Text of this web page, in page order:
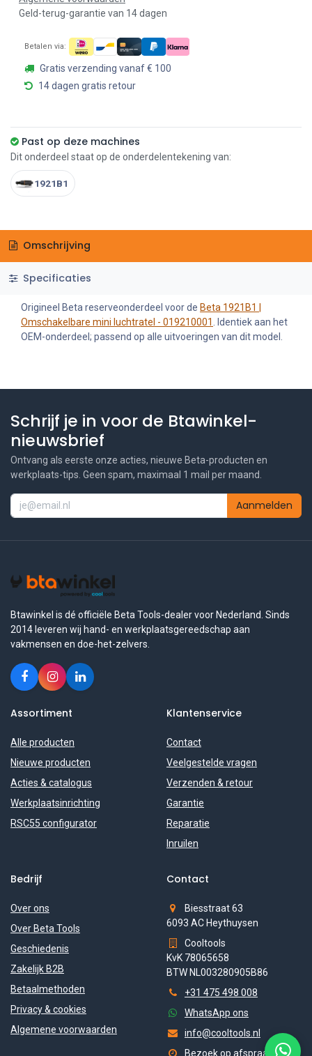
Geld-terug-garantie van 14 dagen
Betalen via:
Gratis verzending vanaf € 100
14 dagen gratis retour
Past op deze machines
Dit onderdeel staat op de onderdelentekening van:
1921B1
Omschrijving
Specificaties
Origineel Beta reserveonderdeel voor de Beta 1921B1 |
Omschakelbare mini luchtratel - 019210001
. Identiek aan het
OEM-onderdeel; passend op alle uitvoeringen van dit model.
Schrijf je in voor de Btawinkel-
nieuwsbrief
Ontvang als eerste onze acties, nieuwe Beta-producten en
werkplaats-tips. Geen spam, maximaal 1 mail per maand.
Aanmelden
Btawinkel is dé officiële Beta Tools-dealer voor Nederland. Sinds
2014 leveren wij hand- en werkplaatsgereedschap aan
vakmensen en doe-het-zelvers.
Assortiment
Alle producten
Nieuwe producten
Acties & catalogus
Werkplaatsinrichting
RSC55 configurator
Klantenservice
Contact
Veelgestelde vragen
Verzenden & retour
Garantie
Reparatie
Inruilen
Bedrijf
Over ons
Over Beta Tools
Geschiedenis
Zakelijk B2B
Betaalmethoden
Privacy & cookies
Algemene voorwaarden
Contact
Biesstraat 63
6093 AC Heythuysen
Cooltools
KvK 78065658
BTW NL003280905B86
+31 475 498 008
WhatsApp ons
info@cooltools.nl
Bezoek op afspraak (ma-